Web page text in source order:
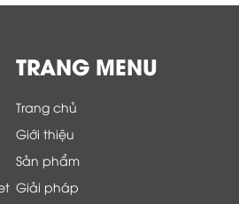
TRANG MENU
Trang chủ
Giới thiệu
Sản phẩm
Giải pháp